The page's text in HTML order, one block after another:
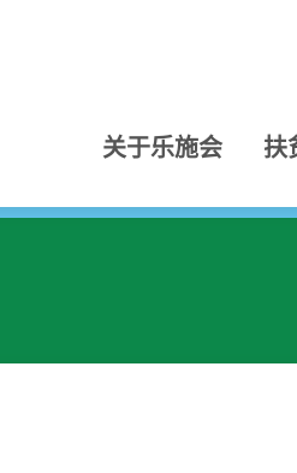
关于乐施会 扶